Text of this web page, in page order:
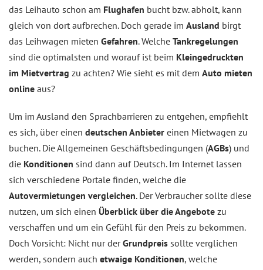
das Leihauto schon am Flughafen bucht bzw. abholt, kann
gleich von dort aufbrechen. Doch gerade im Ausland birgt
das Leihwagen mieten Gefahren. Welche Tankregelungen
sind die optimalsten und worauf ist beim Kleingedruckten
im Mietvertrag zu achten? Wie sieht es mit dem Auto mieten
online aus?
Um im Ausland den Sprachbarrieren zu entgehen, empfiehlt
es sich, über einen deutschen Anbieter einen Mietwagen zu
buchen. Die Allgemeinen Geschäftsbedingungen (AGBs) und
die Konditionen sind dann auf Deutsch. Im Internet lassen
sich verschiedene Portale finden, welche die
Autovermietungen vergleichen. Der Verbraucher sollte diese
nutzen, um sich einen Überblick über die Angebote zu
verschaffen und um ein Gefühl für den Preis zu bekommen.
Doch Vorsicht: Nicht nur derGrundpreis sollte verglichen
werden, sondern auch etwaige Konditionen, welche